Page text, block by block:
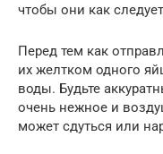
чтобы они как
Перед тем как
их желтком одного
воды. Будьте
очень нежное и
может сдуться или